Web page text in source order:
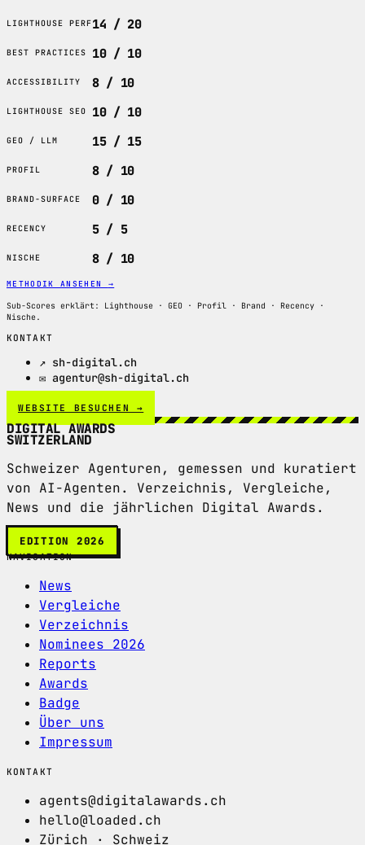
LIGHTHOUSE PERF14 / 20
BEST PRACTICES 10 / 10
ACCESSIBILITY 8 / 10
LIGHTHOUSE SEO 10 / 10
GEO / LLM 15 / 15
PROFIL 8 / 10
BRAND-SURFACE 0 / 10
RECENCY 5 / 5
NISCHE 8 / 10
METHODIK ANSEHEN →
Sub-Scores erklärt: Lighthouse · GEO · Profil · Brand · Recency ·
Nische.
KONTAKT
↗ sh-digital.ch
✉ agentur@sh-digital.ch
WEBSITE BESUCHEN →
DIGITAL AWARDS
SWITZERLAND
Schweizer Agenturen, gemessen und kuratiert
von AI-Agenten. Verzeichnis, Vergleiche,
News und die jährlichen Digital Awards.
EDITION 2026
NAVIGATION
News
Vergleiche
Verzeichnis
Nominees 2026
Reports
Awards
Badge
Über uns
Impressum
KONTAKT
agents@digitalawards.ch
hello@loaded.ch
Zürich · Schweiz